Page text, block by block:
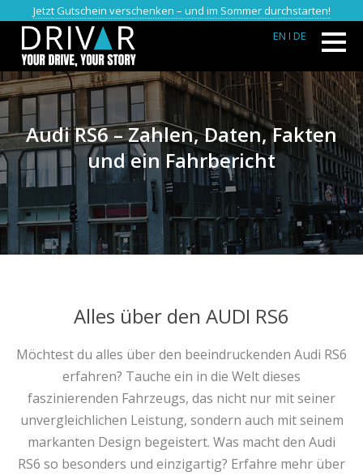
Jetzt Gutschein verschenken – und im Sommer durchstarten!
EN I DE
Audi RS6 – Zahlen, Daten, Fakten
und ein Fahrbericht
Alles über den AUDI RS6
Möchtest du alles über den beeindruckenden Audi RS6
erfahren? Tauche ein in die Welt dieses
faszinierenden Fahrzeugs, das nicht nur mit seiner
unvergleichlichen Leistung, sondern auch mit seinem
markanten Design begeistert. Was macht den Audi
RS6 so besonders und einzigartig? Erfahre mehr über